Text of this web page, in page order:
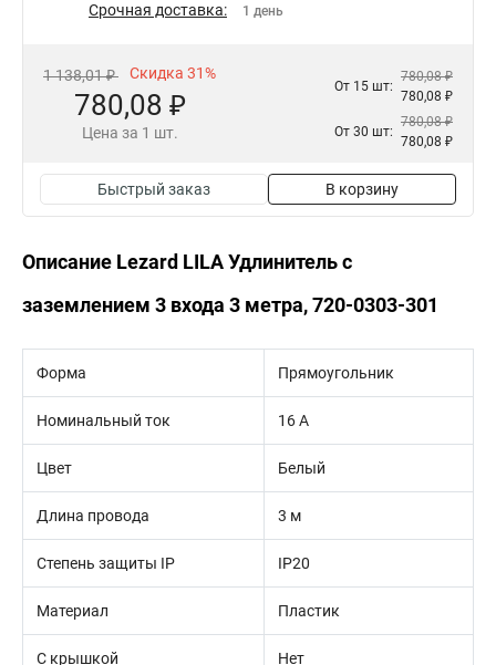
Срочная доставка: 1 день
1 138,01 ₽ Скидка 31%
780,08 ₽
Цена за 1 шт.
От 15 шт:
780,08 ₽
780,08 ₽
От 30 шт:
780,08 ₽
780,08 ₽
Быстрый заказ В корзину
Описание Lezard LILA Удлинитель с
заземлением 3 входа 3 метра, 720-0303-301
Форма Прямоугольник
Номинальный ток 16 А
Цвет Белый
Длина провода 3 м
Степень защиты IP IP20
Материал Пластик
С крышкой Нет